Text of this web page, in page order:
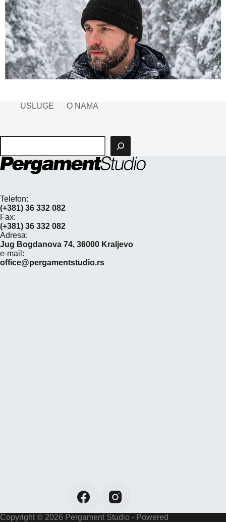
USLUGE O NAMA
Pretraga
Telefon:
(+381) 36 332 082
Fax:
(+381) 36 332 082
Adresa:
Jug Bogdanova 74, 36000 Kraljevo
e-mail:
office@pergamentstudio.rs
Copyright © 2026 Pergament Studio - Powered